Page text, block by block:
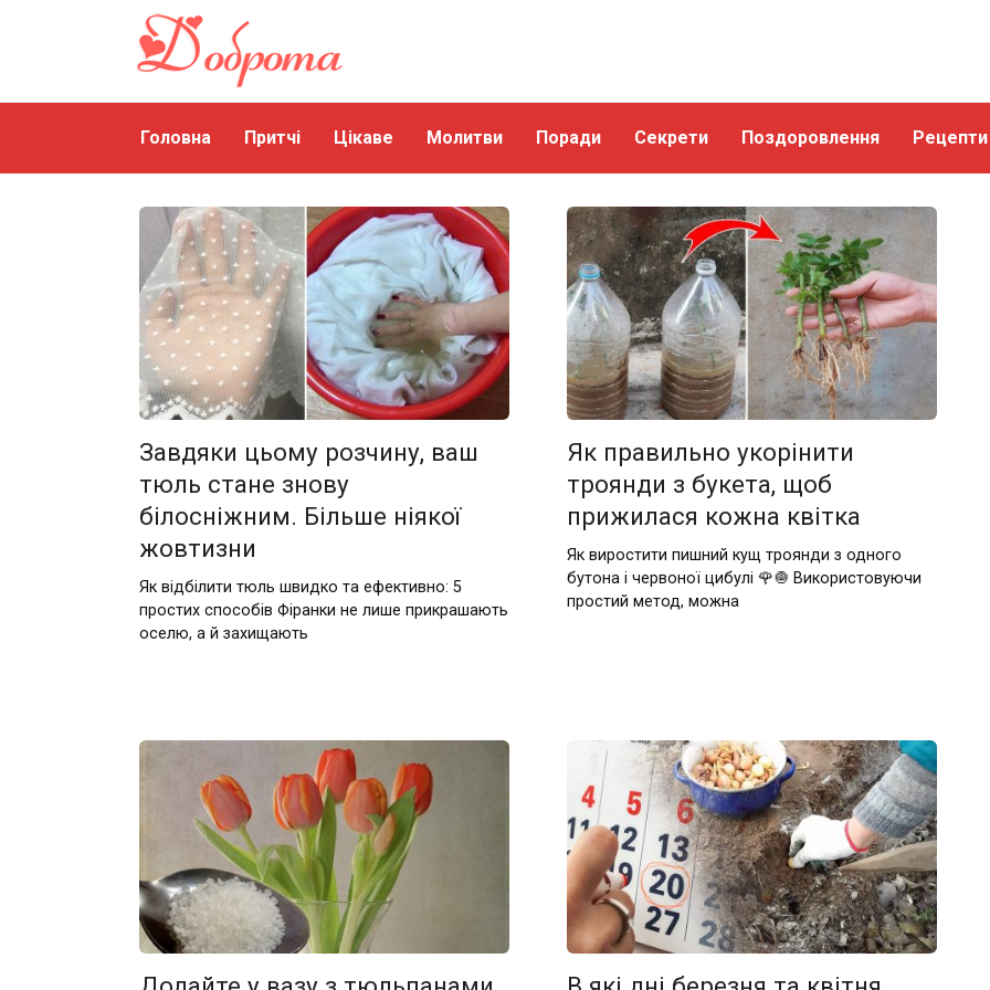
Головна Притчі Цікаве Молитви Поради Секрети Поздоровлення Рецепти
Завдяки цьому розчину, ваш
тюль стане знову
білосніжним. Більше ніякої
жовтизни
Як відбілити тюль швидко та ефективно: 5
простих способів Фіранки не лише прикрашають
оселю, а й захищають
Як правильно укорінити
троянди з букета, щоб
прижилася кожна квітка
Як виростити пишний кущ троянди з одного
бутона і червоної цибулі 🌹🧅 Використовуючи
простий метод, можна